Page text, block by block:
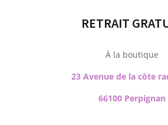
RETRAIT
À la boutique
23 Avenue de la côte
66100 Perpignan